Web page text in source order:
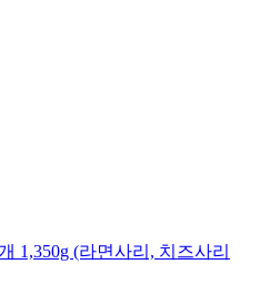
1,350g (라면사리, 치즈사리